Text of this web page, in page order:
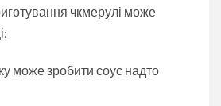
чкмерулі може
може зробити соус надто